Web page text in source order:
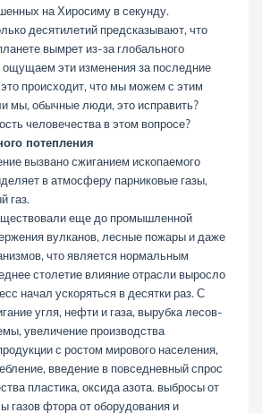
на Хиросиму в секунду.
десятилетий предсказывают, что
вымрет из-за глобального
эти изменения за последние
происходит, что мы можем с этим
мы, обычные люди, это исправить?
человечества в этом вопросе?
потепления
вызвано сжиганием ископаемого
в атмосферу парниковые газы,
газ.
еще до промышленной
вулканов, лесные пожары и даже
что является нормальным
столетие влияние отрасли выросло
начал ускоряться в десятки раз. С
угля, нефти и газа, вырубка лесов-
увеличение производства
с ростом мирового населения,
введение в повседневный спрос
пластика, оксида азота. выбросы от
газов фтора от оборудования и